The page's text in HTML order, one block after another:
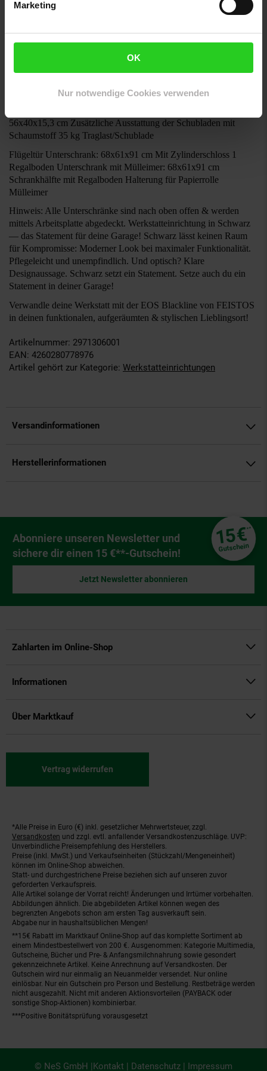
Marketing
OK
Nur notwendige Cookies verwenden
Hängeschrank mit Frontklappe: 3 Stück | je 68x28x35 cm
Schließen dank Gasdruckzylinder 15 kg Traglast/Schrank
Lochwand: 3 Stück | je 106x62 cm 1 mm Materialstärke
Unterschrank: 68x61x91 cm 5 kleine Schubladen 56x40x5,5 cm |
56x40x15,3 cm Zusätzliche Ausstattung der Schubladen mit
Schaumstoff 35 kg Traglast/Schublade
Flügeltür Unterschrank: 68x61x91 cm Mit Zylinderschloss 1
Regalboden Unterschrank mit Mülleimer: 68x61x91 cm
Schrankhälfte mit Regalboden Halterung für Papierrolle
Mülleimer
Hinweis: Alle Unterschränke sind nach oben offen & werden
mittels Arbeitsplatte abgedeckt. Werkstatteinrichtung in Schwarz
— das Statement für deine Garage! Schwarz lässt keinen Raum
für Kompromisse: Moderner Look bei maximaler Funktionalität.
Pflegeleicht und unempfindlich. Und optisch? Klare
Designaussage. Schwarz setzt ein Statement. Setze auch du ein
Statement in deiner Garage!
Verwandle deine Werkstatt mit der EOS Blackline von FEISTOS
in deinen funktionalen, aufgeräumten & stylischen Lieblingsort!
Artikelnummer: 2971306001
EAN: 4260280778976
Artikel gehört zur Kategorie: Werkstatteinrichtungen
Versandinformationen
Herstellerinformationen
Newsletter Anmeldung
Abonniere unseren Newsletter und
sichere dir einen 15 €**-Gutschein!
15€**
Gutschein
Jetzt Newsletter abonnieren
Zahlarten im Online-Shop
Informationen
Über Marktkauf
Vertrag widerrufen
Fußnoten
*Alle Preise in Euro (€) inkl. gesetzlicher Mehrwertsteuer, zzgl.
Versandkosten und zzgl. evtl. anfallender Versandkostenzuschläge. UVP:
Unverbindliche Preisempfehlung des Herstellers.
Preise (inkl. MwSt.) und Verkaufseinheiten (Stückzahl/Mengeneinheit)
können im Online-Shop abweichen.
Statt- und durchgestrichene Preise beziehen sich auf unseren zuvor
geforderten Verkaufspreis.
Alle Artikel solange der Vorrat reicht! Änderungen und Irrtümer vorbehalten.
Abbildungen ähnlich. Die abgebildeten Artikel können wegen des
begrenzten Angebots schon am ersten Tag ausverkauft sein.
Abgabe nur in haushaltsüblichen Mengen!
**15€ Rabatt im Marktkauf Online-Shop auf das komplette Sortiment ab
einem Mindestbestellwert von 200 €. Ausgenommen: Kategorie Multimedia,
Gutscheine, Bücher und Pre- & Anfangsmilchnahrung sowie gesondert
gekennzeichnete Artikel. Keine Anrechnung auf Versandkosten. Der
Gutschein wird nur einmalig an Neuanmelder versendet. Nur online
einlösbar. Nur ein Gutschein pro Person und Bestellung. Restbeträge werden
nicht ausgezahlt. Nicht mit anderen Aktionsvorteilen (PAYBACK oder
sonstige Shop-Aktionen) kombinierbar.
***Positive Bonitätsprüfung vorausgesetzt
© NeS GmbH |Kontakt | Datenschutz | Impressum